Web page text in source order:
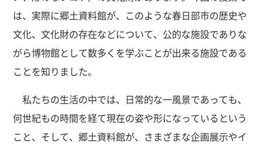
は、実際に郷土資料館が、このような春日部市の歴史や
文化、文化財の存在などについて、公的な施設でありな
がら博物館として数多くを学ぶことが出来る施設である
ことを知りました。
私たちの生活の中では、日常的な一風景であっても、
何世紀もの時間を経て現在の姿や形になっているという
こと、そして、郷土資料館が、さまざまな企画展示やイ